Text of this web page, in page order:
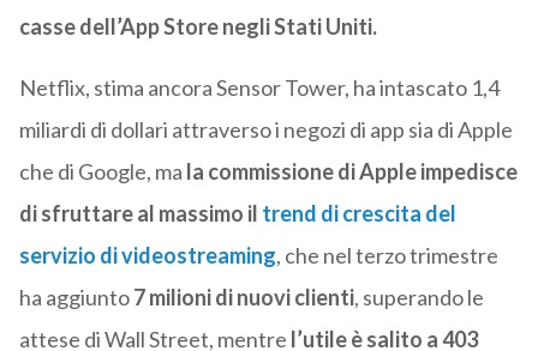
casse dell’App Store negli Stati Uniti.
Netflix, stima ancora Sensor Tower, ha intascato 1,4
miliardi di dollari attraverso i negozi di app sia di Apple
che di Google, ma la commissione di Apple impedisce
di sfruttare al massimo il trend di crescita del
servizio di videostreaming, che nel terzo trimestre
ha aggiunto7 milioni di nuovi clienti, superando le
attese di Wall Street, mentre l’utile è salito a 403